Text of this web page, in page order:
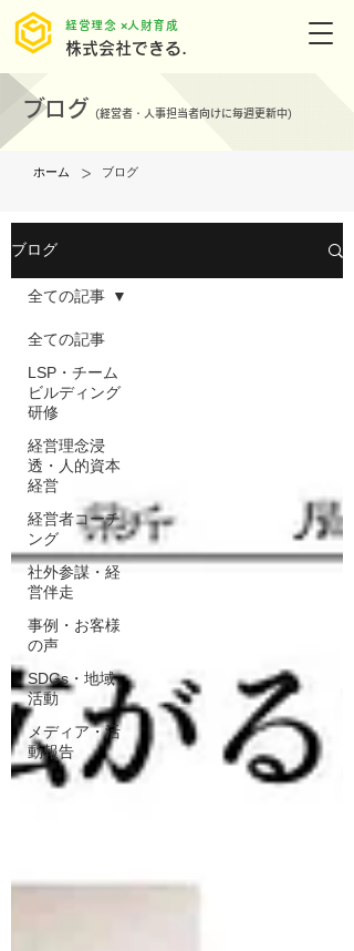
株式会社できる.
​経営理念 ×人財育成
ブログ (経営者・人事担当者向けに毎週更新中)
ホーム > ブログ
ブログ
全ての記事
LSP・チーム
ビルディング
研修
経営理念浸
透・人的資本
経営
経営者コーチ
ング
社外参謀・経
営伴走
事例・お客様
の声
SDGs・地域
活動
メディア・活
動報告
全ての記事